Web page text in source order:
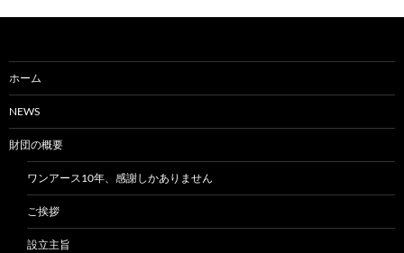
ホーム
NEWS
財団の概要
ワンアース10年、感謝しかありません
ご挨拶
設立主旨